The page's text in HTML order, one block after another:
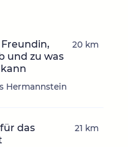
Freundin,
und zu was
Hermannstein
20 km
das
21 km